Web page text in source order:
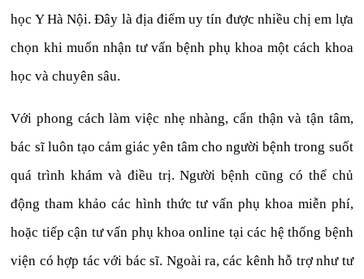
học Y Hà Nội. Đây là địa điểm uy tín được nhiều chị em lựa
chọn khi muốn nhận tư vấn bệnh phụ khoa một cách khoa
học và chuyên sâu.
Với phong cách làm việc nhẹ nhàng, cẩn thận và tận tâm,
bác sĩ luôn tạo cảm giác yên tâm cho người bệnh trong suốt
quá trình khám và điều trị. Người bệnh cũng có thể chủ
động tham khảo các hình thức tư vấn phụ khoa miễn phí,
hoặc tiếp cận tư vấn phụ khoa online tại các hệ thống bệnh
viện có hợp tác với bác sĩ. Ngoài ra, các kênh hỗ trợ như tư